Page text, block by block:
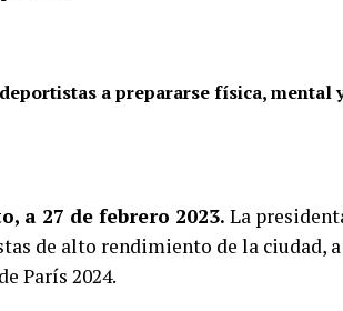
a prepararse física, mental
a 27 de febrero 2023. La
de alto rendimiento de la ciudad,
París 2024.